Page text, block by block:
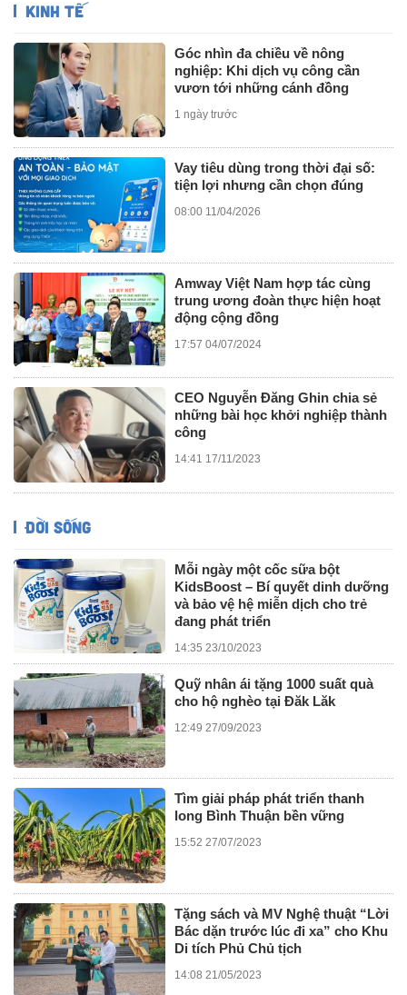
KINH TẾ
Góc nhìn đa chiều về nông
nghiệp: Khi dịch vụ công cần
vươn tới những cánh đồng
1 ngày trước
Vay tiêu dùng trong thời đại số:
tiện lợi nhưng cần chọn đúng
08:00 11/04/2026
Amway Việt Nam hợp tác cùng
trung ương đoàn thực hiện hoạt
động cộng đồng
17:57 04/07/2024
CEO Nguyễn Đăng Ghin chia sẻ
những bài học khởi nghiệp thành
công
14:41 17/11/2023
ĐỜI SỐNG
Mỗi ngày một cốc sữa bột
KidsBoost – Bí quyết dinh dưỡng
và bảo vệ hệ miễn dịch cho trẻ
đang phát triển
14:35 23/10/2023
Quỹ nhân ái tặng 1000 suất quà
cho hộ nghèo tại Đăk Lăk
12:49 27/09/2023
Tìm giải pháp phát triển thanh
long Bình Thuận bền vững
15:52 27/07/2023
Tặng sách và MV Nghệ thuật “Lời
Bác dặn trước lúc đi xa” cho Khu
Di tích Phủ Chủ tịch
14:08 21/05/2023